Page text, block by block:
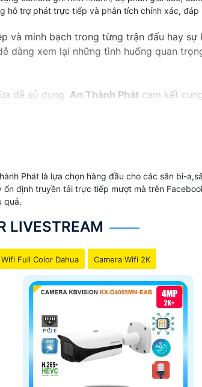
hỗ trợ phát trực tiếp và phân tích chính xác,
và minh bạch trong từng trận đấu hay sự
xem lại những tình huống quan
dễ sử dụng. An Thành Phát cam kết
Phát là lựa chọn hàng đầu cho các sân bi-
định truyền tải trực tiếp mượt mà trên
quả.
LIVESTREAM
Wifi Full Color Dahua Camera Wifi 2K